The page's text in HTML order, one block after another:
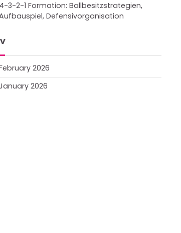
4-3-2-1 Formation: Ballbesitzstrategien,
Defensivorganisation
2026
2026